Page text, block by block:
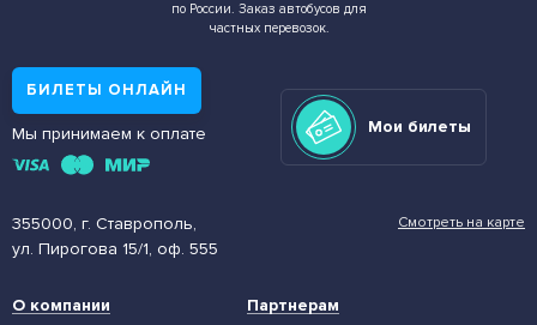
по России. Заказ автобусов для
частных перевозок.
355000, г. Ставрополь,
ул. Пирогова 15/1, оф. 555
Смотреть на карте
БИЛЕТЫ ОНЛАЙН
Мы принимаем к оплате Мои билеты
О компании
Партнерам